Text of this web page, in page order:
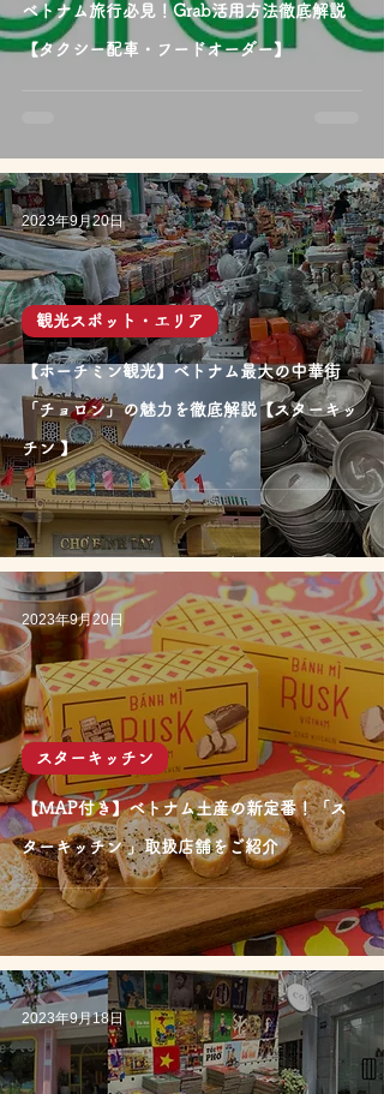
ベトナム旅行必見！Grab活用方法徹底解説
【タクシー配車・フードオーダー】
【ホーチミン観光】ベトナム最大の中華街
「チョロン」の魅力を徹底解説【スターキッ
チン 】
観光スポット・エリア
2023年9月20日
【MAP付き】ベトナム土産の新定番！「ス
ターキッチン 」取扱店舗をご紹介
スターキッチン
2023年9月20日
2023年9月18日